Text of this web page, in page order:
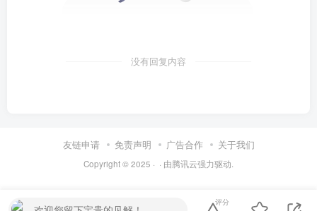
没有回复内容
友链申请 免责声明 广告合作 关于我们
Copyright © 2025 · · 由腾讯云强力驱动.
评分